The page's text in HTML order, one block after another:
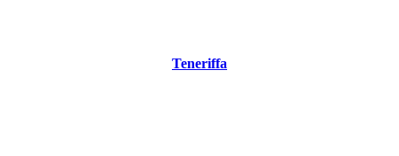
Teneriffa